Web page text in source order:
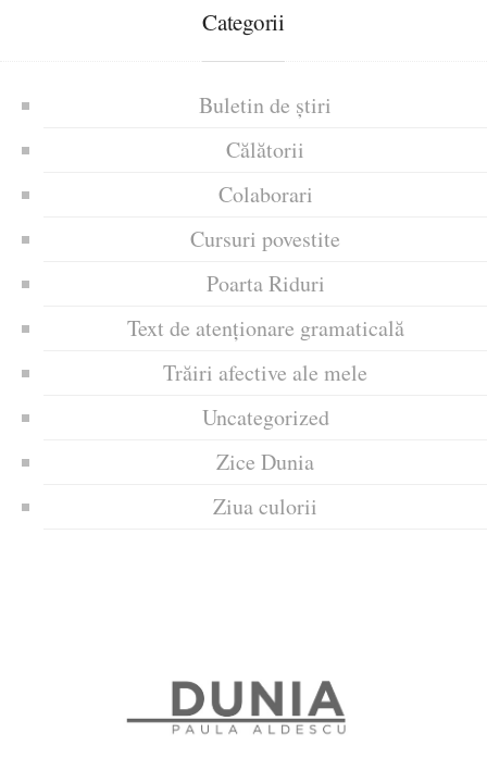
Categorii
Buletin de știri
Călătorii
Colaborari
Cursuri povestite
Poarta Riduri
Text de atenționare gramaticală
Trăiri afective ale mele
Uncategorized
Zice Dunia
Ziua culorii